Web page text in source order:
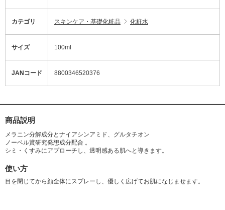
カテゴリ スキンケア・基礎化粧品 化粧水
サイズ 100ml
JANコード 8800346520376
商品説明
メラニン分解成分とナイアシンアミド、グルタチオン
ノーベル賞研究発想成分配合 。
シミ・くすみにアプローチし、透明感ある肌へと導きます。
使い方
目を閉じてから顔全体にスプレーし、優しく広げてお肌になじませます。